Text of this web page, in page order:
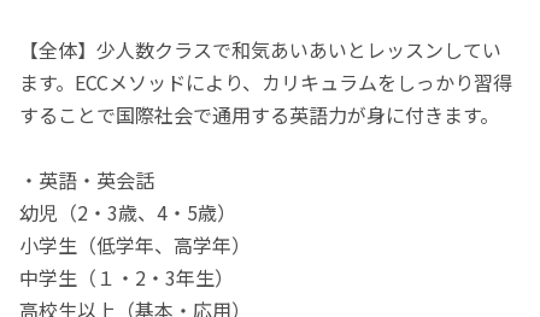
【全体】少人数クラスで和気あいあいとレッスンしてい
ます。ECCメソッドにより、カリキュラムをしっかり習得
することで国際社会で通用する英語力が身に付きます。
・英語・英会話
幼児（2・3歳、4・5歳）
小学生（低学年、高学年）
中学生（１・2・3年生）
高校生以上（基本・応用）